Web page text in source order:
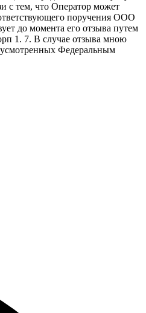
с тем, что Оператор может
поручения ООО
до момента его отзыва путем
1. 7. В случае отзыва мною
Федеральным